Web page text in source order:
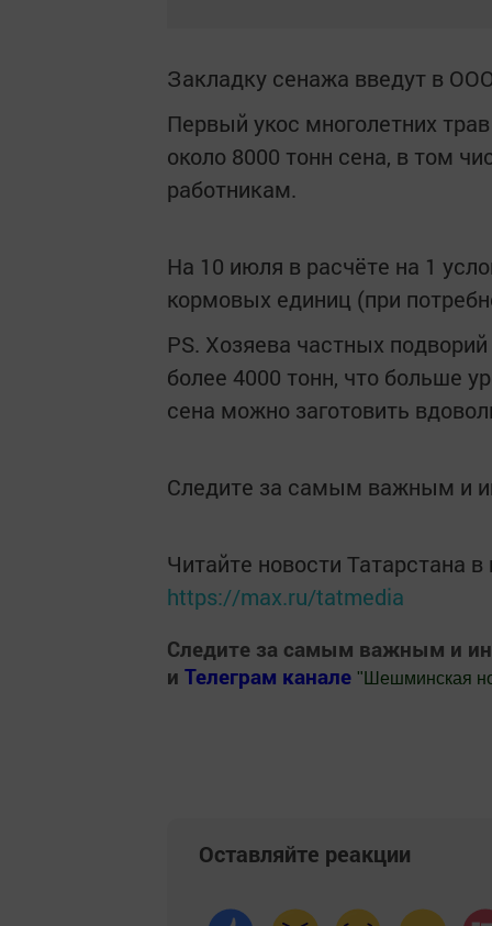
Закладку сенажа введут в
Первый укос многолетних
около 8000 тонн сена, в том
работникам.
На 10 июля в расчёте на 1
кормовых единиц (при
PS. Хозяева частных
более 4000 тонн, что больше
сена можно заготовить
Следите за самым важным и
Читайте новости Татарстана
https://max.ru/tatmedia
Следите за самым важным и
и Телеграм канале " Шешминская
Оставляйте реакции